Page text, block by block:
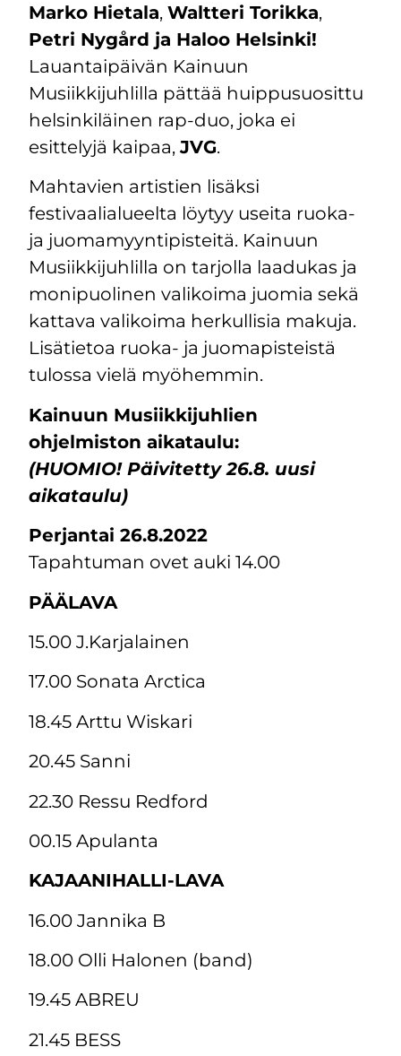
Marko Hietala,Waltteri Torikka,
Petri Nygård ja Haloo Helsinki!
Lauantaipäivän Kainuun
Musiikkijuhlilla pättää huippusuosittu
helsinkiläinen rap-duo, joka ei
esittelyjä kaipaa,JVG.
Mahtavien artistien lisäksi
festivaalialueelta löytyy useita ruoka-
ja juomamyyntipisteitä. Kainuun
Musiikkijuhlilla on tarjolla laadukas ja
monipuolinen valikoima juomia sekä
kattava valikoima herkullisia makuja.
Lisätietoa ruoka- ja juomapisteistä
tulossa vielä myöhemmin.
Kainuun Musiikkijuhlien
ohjelmiston aikataulu:
(HUOMIO! Päivitetty 26.8. uusi
aikataulu)
Perjantai 26.8.2022
Tapahtuman ovet auki 14.00
PÄÄLAVA
15.00 J.Karjalainen
17.00 Sonata Arctica
18.45 Arttu Wiskari
20.45 Sanni
22.30 Ressu Redford
00.15 Apulanta
KAJAANIHALLI-LAVA
16.00 Jannika B
18.00 Olli Halonen (band)
19.45 ABREU
21.45 BESS